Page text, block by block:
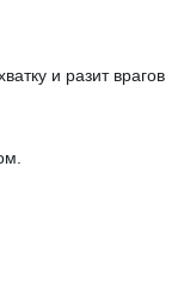
и разит врагов